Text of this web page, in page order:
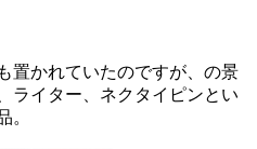
置かれていたのですが、の景
ライター、ネクタイピンとい
。